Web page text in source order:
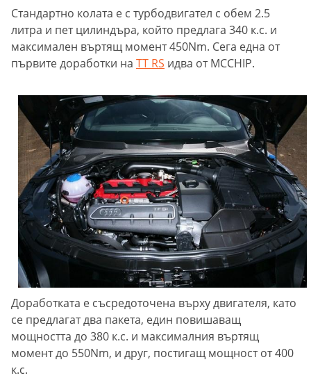
Стандартно колата е с турбодвигател с обем 2.5
литра и пет цилиндъра, който предлага 340 к.с. и
максимален въртящ момент 450Nm. Сега една от
първите доработки на TT RS идва от MCCHIP.
Доработката е съсредоточена върху двигателя, като
се предлагат два пакета, един повишаващ
мощността до 380 к.с. и максималния въртящ
момент до 550Nm, и друг, постигащ мощност от 400
к.с.